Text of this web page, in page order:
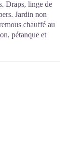
Draps, linge de
Jardin non
chauffé au
pétanque et